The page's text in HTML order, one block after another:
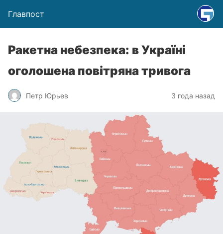
Главпост
Ракетна небезпека: в Україні
оголошена повітряна тривога
Петр Юрьев 3 года назад